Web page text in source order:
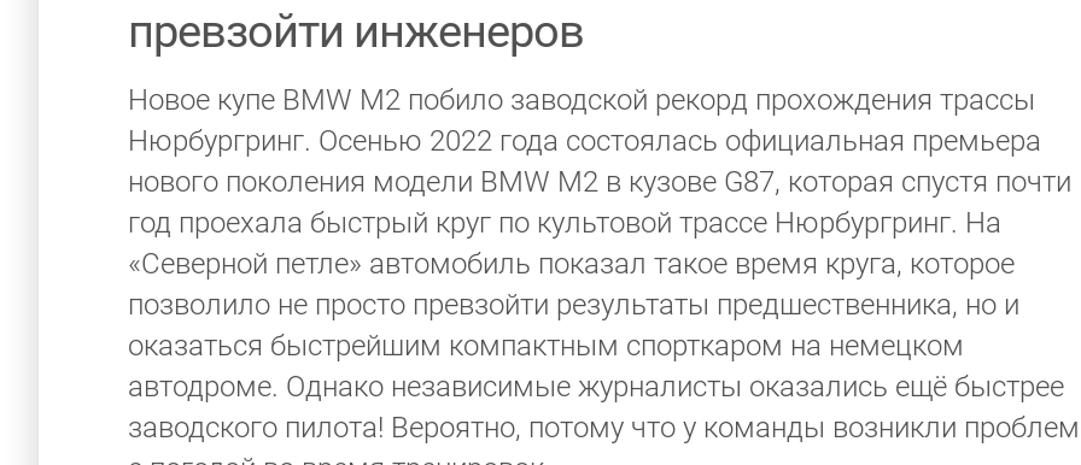
превзойти инженеров
Новое купе BMW M2 побило заводской рекорд прохождения трассы
Нюрбургринг. Осенью 2022 года состоялась официальная премьера
нового поколения модели BMW M2 в кузове G87, которая спустя почти
год проехала быстрый круг по культовой трассе Нюрбургринг. На
«Северной петле» автомобиль показал такое время круга, которое
позволило не просто превзойти результаты предшественника, но и
оказаться быстрейшим компактным спорткаром на немецком
автодроме. Однако независимые журналисты оказались ещё быстрее
заводского пилота! Вероятно, потому что у команды возникли